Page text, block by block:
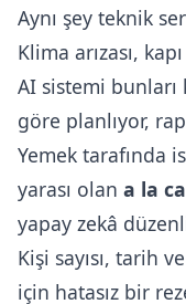
Aynı şey teknik
Klima arızası,
AI sistemi
göre planlıyor,
Yemek tarafında
yarası olan a la
yapay zekâ
Kişi sayısı, tarih
için hatasız bir